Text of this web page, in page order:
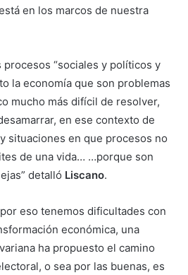
en los marcos de nuestra
“sociales y políticos y
la economía que son problemas
mucho más difícil de resolver,
en ese contexto de
situaciones en que procesos no
de una vida… …porque son
detalló Liscano.
eso tenemos dificultades con
económica, una
ha propuesto el camino
o sea por las buenas, es